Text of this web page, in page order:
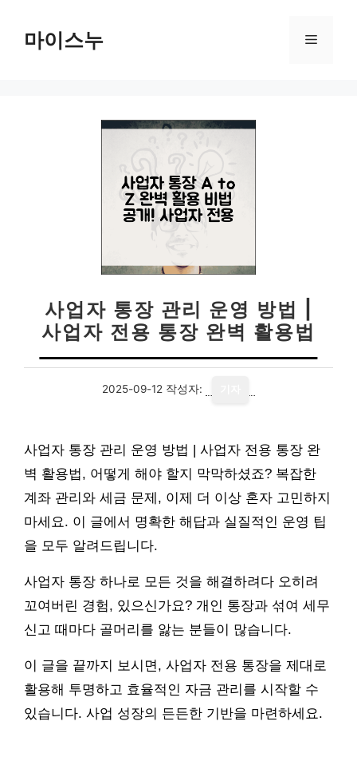
마이스누 메
사업자 통장 관리 운영 방법 |
사업자 전용 통장 완벽 활용법
2025-09-12 작성자:
사업자 통장 관리 운영 방법 | 사업자 전용 통장 완
벽 활용법, 어떻게 해야 할지 막막하셨죠? 복잡한
계좌 관리와 세금 문제, 이제 더 이상 혼자 고민하지
마세요. 이 글에서 명확한 해답과 실질적인 운영 팁
을 모두 알려드립니다.
사업자 통장 하나로 모든 것을 해결하려다 오히려
꼬여버린 경험, 있으신가요? 개인 통장과 섞여 세무
신고 때마다 골머리를 앓는 분들이 많습니다.
이 글을 끝까지 보시면, 사업자 전용 통장을 제대로
활용해 투명하고 효율적인 자금 관리를 시작할 수
있습니다. 사업 성장의 든든한 기반을 마련하세요.